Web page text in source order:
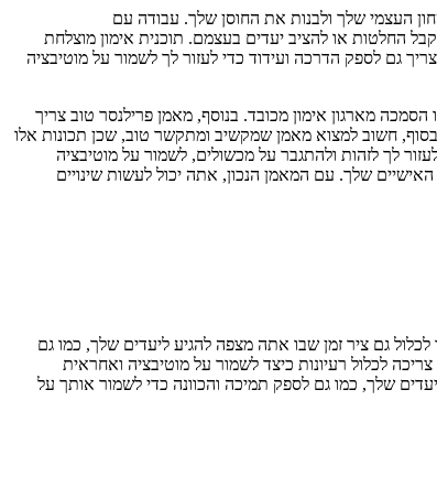
העצמי שלך ולבנות את החוסן שלך. עבודה עם
החלטות או להציב יעדים בעצמם. תוכנית אימון מוצלחת
גם לספק הדרכה ועידוד כדי לעזור לך לשמור על מוטיבציה
מארגון אימון מכובד. בנוסף, מאמן פרילנסר טוב צריך
חשוב למצוא מאמן שמקשיב ומתקשר טוב, שכן תכונות אלו
לך לזהות ולהתגבר על מכשולים, לשמור על מוטיבציה
שלך. עם המאמן הנכון, אתה יכול לעשות שינויים
גם ציר זמן שבו אתה מצפה להגיע ליעדים שלך, כמו גם
לכלול רעיונות כיצד לשמור על מוטיבציה ואחראית
שלך, כמו גם לספק תמיכה והכוונה כדי לשמור אותך על